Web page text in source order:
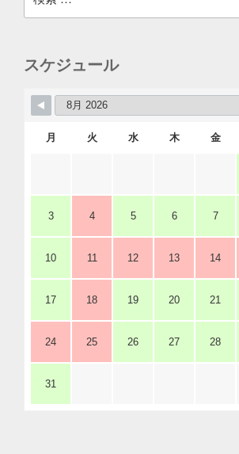
索:
スケジュール
月 火 水 木 金
3 4 5 6 7
10 11 12 13 14
17 18 19 20 21
24 25 26 27 28
31